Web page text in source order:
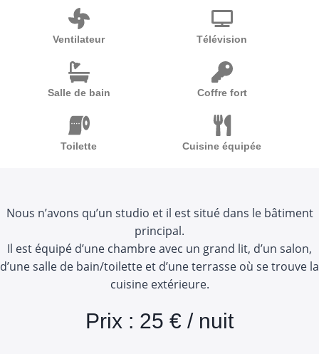
Ventilateur Télévision
Salle de bain Coffre fort
Toilette Cuisine équipée
Nous n’avons qu’un studio et il est situé dans le bâtiment
principal.
Il est équipé d’une chambre avec un grand lit, d’un salon,
d’une salle de bain/toilette et d’une terrasse où se trouve la
cuisine extérieure.
Prix : 25 € / nuit